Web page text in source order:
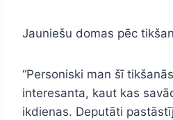
Jauniešu domas pēc
“Personiski man šī
interesanta, kaut kas
ikdienas. Deputāti